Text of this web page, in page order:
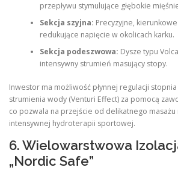
przepływu stymulujące głębokie
Sekcja szyjna: Precyzyjne,
redukujące napięcie w okolicach karku.
Sekcja podeszwowa: Dysze typu
intensywny strumień masujący stopy.
Inwestor ma możliwość płynnej regulacji
strumienia wody (Venturi Effect) za pomocą
co pozwala na przejście od delikatnego
intensywnej hydroterapii sportowej.
6. Wielowarstwowa
„Nordic Safe”